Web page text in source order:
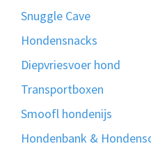
Snuggle Cave
Hondensnacks
Diepvriesvoer hond
Transportboxen
Smoofl hondenijs
Hondenbank &